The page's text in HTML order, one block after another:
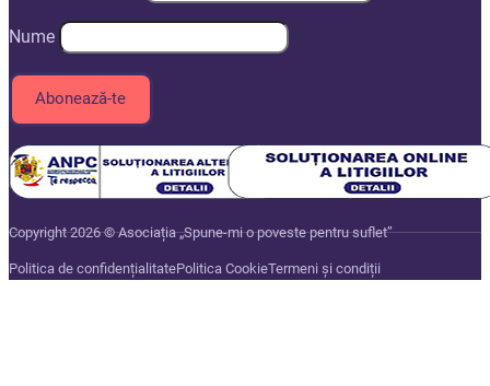
Nume
Copyright 2026 © Asociația „Spune-mi o poveste pentru suflet”
Politica de confidențialitatePolitica CookieTermeni și condiții